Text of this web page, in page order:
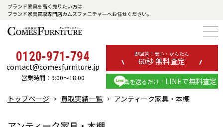
ブランド家具を高く売りたい方は
ブランド家具買取専門店カムズファニチャーへお任せください。
0120-971-794
contact@comesfurniture.jp
営業時間：9:00～18:00
即回答！安心・かんたん
60秒 無料査定
写真を送るだけ！ LINEで無料査定
トップページ 買取実績一覧 アンティーク家具・本棚